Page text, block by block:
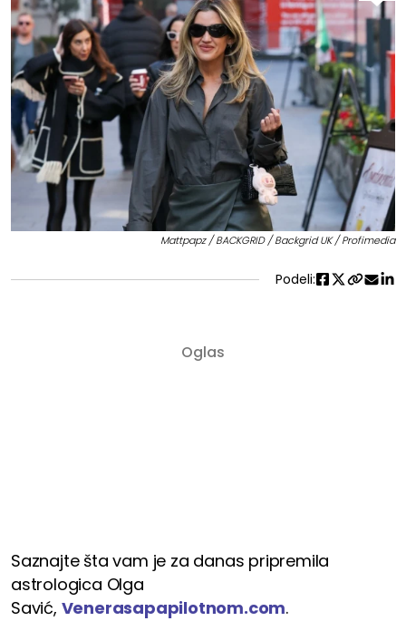
Mattpapz / BACKGRID / Backgrid UK / Profimedia
Podeli:
Saznajte šta vam je za danas pripremila
astrologica Olga
Savić, Venerasapapilotnom.com.